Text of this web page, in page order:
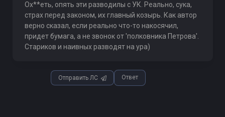
Ох**еть, опять эти разводилы с УК. Реально, сука,
страх перед законом, их главный козырь. Как автор
верно сказал, если реально что-то накосячил,
придет бумага, а не звонок от 'полковника Петрова'.
Стариков и наивных разводят на ура)
Отправить ЛС Ответ